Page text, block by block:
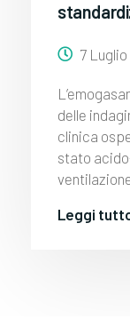
7
delle
clinica
stato
Leggi